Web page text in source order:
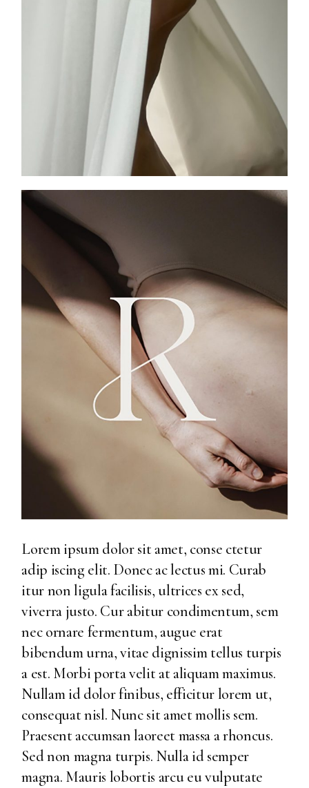
Lorem ipsum dolor sit amet, conse ctetur
adip iscing elit. Donec ac lectus mi. Curab
itur non ligula facilisis, ultrices ex sed,
viverra justo. Cur abitur condimentum, sem
nec ornare fermentum, augue erat
bibendum urna, vitae dignissim tellus turpis
a est. Morbi porta velit at aliquam maximus.
Nullam id dolor finibus, efficitur lorem ut,
consequat nisl. Nunc sit amet mollis sem.
Praesent accumsan laoreet massa a rhoncus.
Sed non magna turpis. Nulla id semper
magna. Mauris lobortis arcu eu vulputate